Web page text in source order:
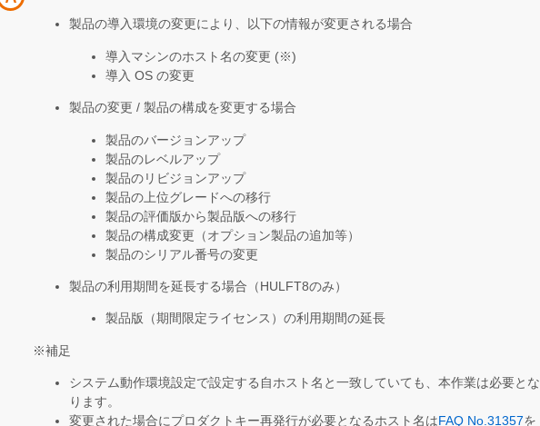
製品の導入環境の変更により、以下の情報が変更される場合
導入マシンのホスト名の変更 (※)
導入 OS の変更
製品の変更 / 製品の構成を変更する場合
製品のバージョンアップ
製品のレベルアップ
製品のリビジョンアップ
製品の上位グレードへの移行
製品の評価版から製品版への移行
製品の構成変更（オプション製品の追加等）
製品のシリアル番号の変更
製品の利用期間を延長する場合（HULFT8のみ）
製品版（期間限定ライセンス）の利用期間の延長
※補足
システム動作環境設定で設定する自ホスト名と一致していても、本作業は必要とな
ります。
変更された場合にプロダクトキー再発行が必要となるホスト名はFAQ No.31357を